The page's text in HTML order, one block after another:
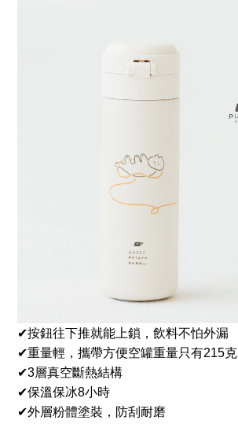
✔按鈕往下推就能上鎖，飲料不怕外漏
✔重量輕，攜帶方便空罐重量只有215克
✔3層真空斷熱結構
✔保溫保冰8小時
✔外層粉體塗裝，防刮耐磨